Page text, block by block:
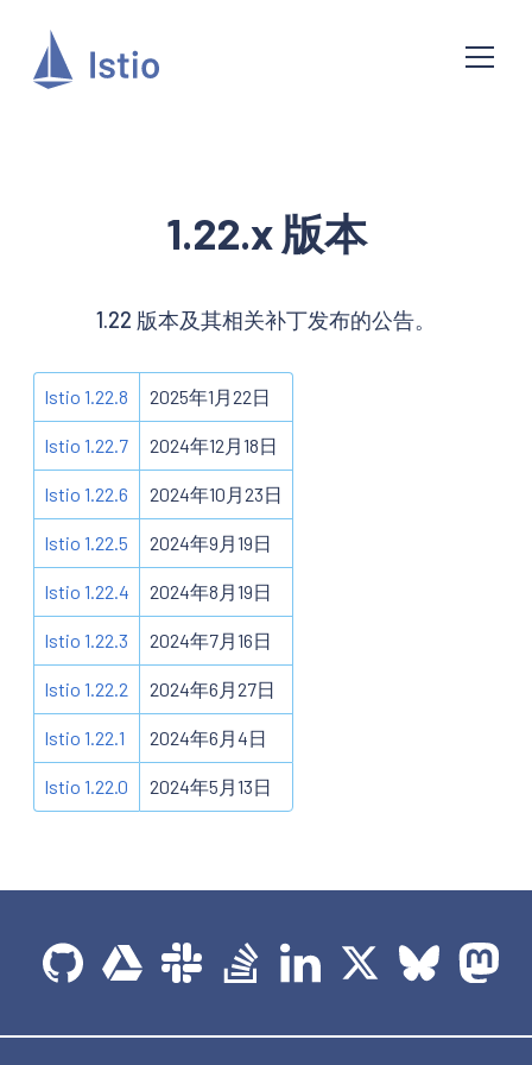
1.22.x 版本
1.22 版本及其相关补丁发布的公告。
Istio 1.22.8 2025年1月22日
Istio 1.22.7 2024年12月18日
Istio 1.22.6 2024年10月23日
Istio 1.22.5 2024年9月19日
Istio 1.22.4 2024年8月19日
Istio 1.22.3 2024年7月16日
Istio 1.22.2 2024年6月27日
Istio 1.22.1 2024年6月4日
Istio 1.22.0 2024年5月13日